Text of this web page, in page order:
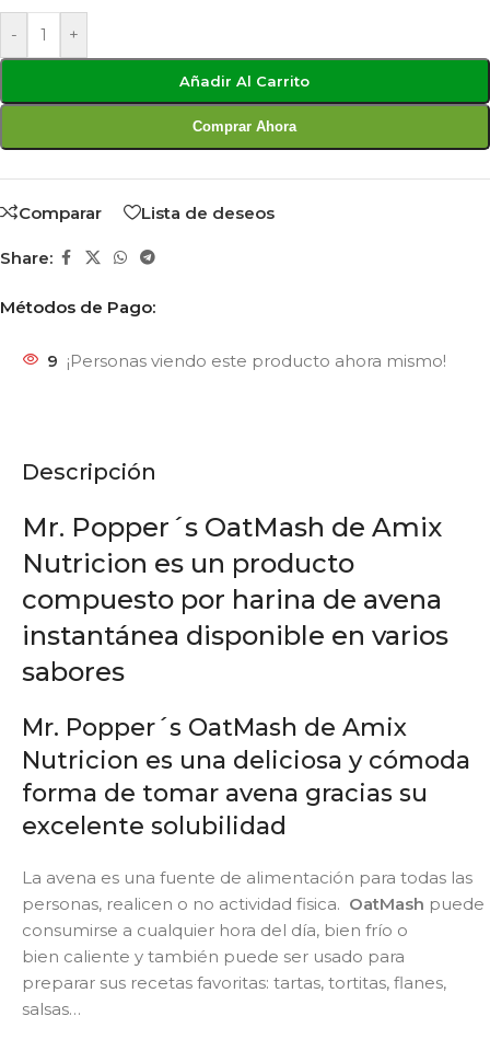
- +
Añadir Al Carrito
Comprar Ahora
Comparar Lista de deseos
Share:
Métodos de Pago:
9 ¡Personas viendo este producto ahora mismo!
Descripción
Mr. Popper´s OatMash de Amix
Nutricion es un producto
compuesto por harina de avena
instantánea disponible en varios
sabores
Mr. Popper´s OatMash de Amix
Nutricion es una deliciosa y cómoda
forma de tomar avena gracias su
excelente solubilidad
La avena es una fuente de alimentación para todas las
personas, realicen o no actividad fisica. OatMash puede
consumirse a cualquier hora del día, bien frío o
bien caliente y también puede ser usado para
preparar sus recetas favoritas: tartas, tortitas, flanes,
salsas…